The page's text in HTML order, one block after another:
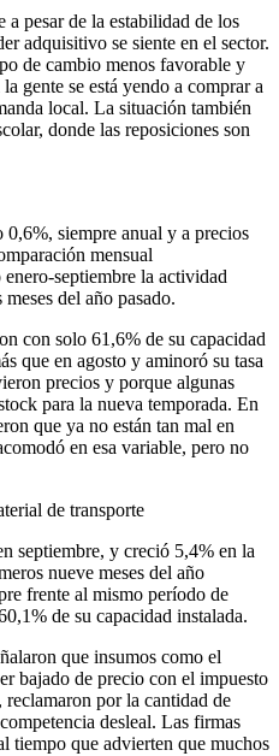
a pesar de la estabilidad de los
adquisitivo se siente en el sector.
de cambio menos favorable y
gente se está yendo a comprar a
local. La situación también
donde las reposiciones son
0,6%, siempre anual y a precios
mensual
septiembre la actividad
del año pasado.
con solo 61,6% de su capacidad
que en agosto y aminoró su tasa
precios y porque algunas
para la nueva temporada. En
que ya no están tan mal en
en esa variable, pero no
de transporte
septiembre, y creció 5,4% en la
nueve meses del año
frente al mismo período de
de su capacidad instalada.
que insumos como el
bajado de precio con el impuesto
por la cantidad de
desleal. Las firmas
tiempo que advierten que muchos